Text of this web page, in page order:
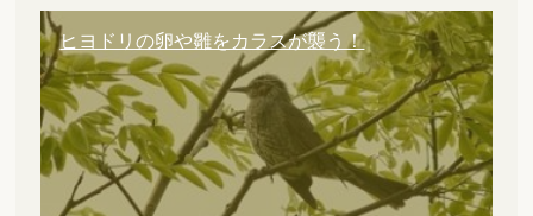
ヒヨドリの卵や雛をカラスが襲う！